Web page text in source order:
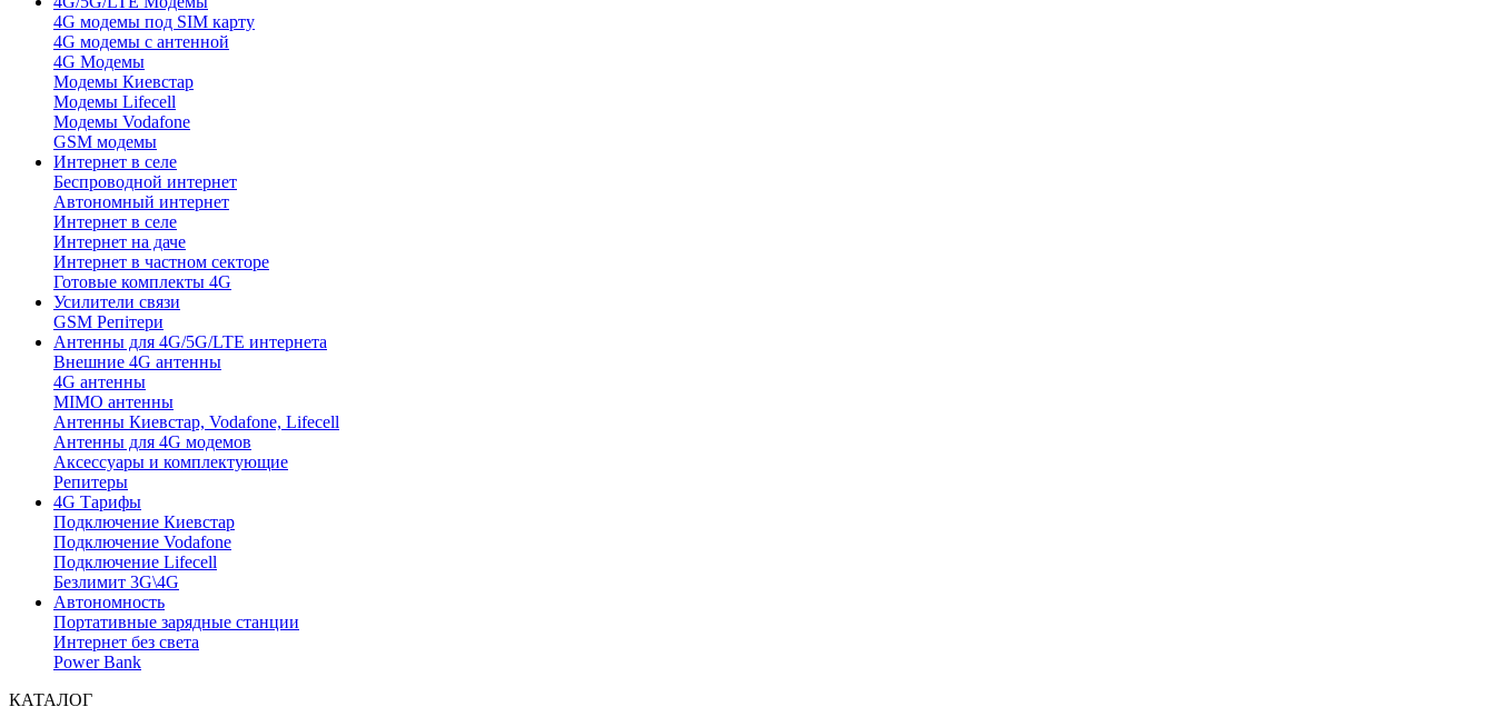
4G модемы под SIM карту
4G модемы с антенной
4G Модемы
Модемы Киевстар
Модемы Lifecell
Модемы Vodafone
GSM модемы
Интернет в селе
Беспроводной интернет
Автономный интернет
Интернет в селе
Интернет на даче
Интернет в частном секторе
Готовые комплекты 4G
Усилители связи
GSM Репітери
Антенны для 4G/5G/LTE интернета
Внешние 4G антенны
4G антенны
MIMO антенны
Антенны Киевстар, Vodafone, Lifecell
Антенны для 4G модемов
Аксессуары и комплектующие
Репитеры
4G Тарифы
Подключение Киевстар
Подключение Vodafone
Подключение Lifecell
Безлимит 3G\4G
Автономность
Портативные зарядные станции
Интернет без света
Power Bank
КАТАЛОГ